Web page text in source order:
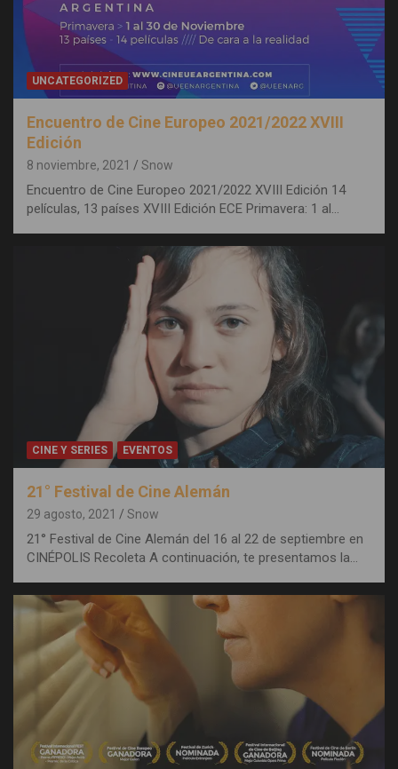
UNCATEGORIZED
Encuentro de Cine Europeo 2021/2022 XVIII
Edición
8 noviembre, 2021 Snow
Encuentro de Cine Europeo 2021/2022 XVIII Edición 14
películas, 13 países XVIII Edición ECE Primavera: 1 al…
CINE Y SERIES EVENTOS
21° Festival de Cine Alemán
29 agosto, 2021 Snow
21° Festival de Cine Alemán del 16 al 22 de septiembre en
CINÉPOLIS Recoleta A continuación, te presentamos la…